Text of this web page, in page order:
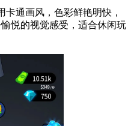
通画风，色彩鲜艳明快，
悦的视觉感受，适合休闲玩